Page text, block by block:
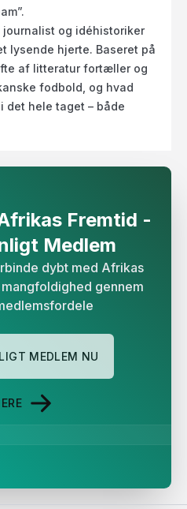
og idéhistoriker
lysende hjerte. Baseret på
af litteratur fortæller og
fodbold, og hvad
det hele taget – både
Fremtid -
Medlem​​​​‌
dybt med Afrikas
gennem
MEDLEM NU